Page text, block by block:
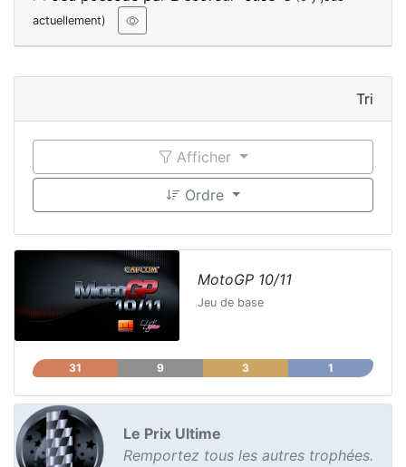
actuellement)
Tri
Afficher
Ordre
MotoGP 10/11
Jeu de base
31 9 3 1
Le Prix Ultime
Remportez tous les autres trophées.